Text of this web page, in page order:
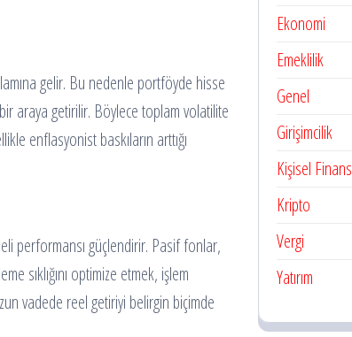
gelir. Bu nedenle portföyde hisse
araya getirilir. Böylece toplam volatilite
enflasyonist baskıların arttığı
performansı güçlendirir. Pasif fonlar,
sıklığını optimize etmek, işlem
vadede reel getiriyi belirgin biçimde
Ekonomi
Emeklilik
Genel
Girişimcilik
Kişisel Finans
Kripto
Vergi
Yatırım